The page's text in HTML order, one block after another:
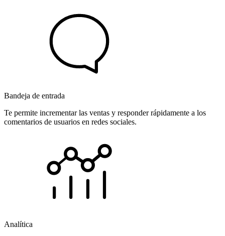
Bandeja de entrada
Te permite incrementar las ventas y responder rápidamente a los
comentarios de usuarios en redes sociales.
Analítica